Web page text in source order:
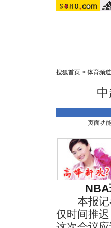
搜狐首页 > 体育频道
页面功
本报记者
仅时间推